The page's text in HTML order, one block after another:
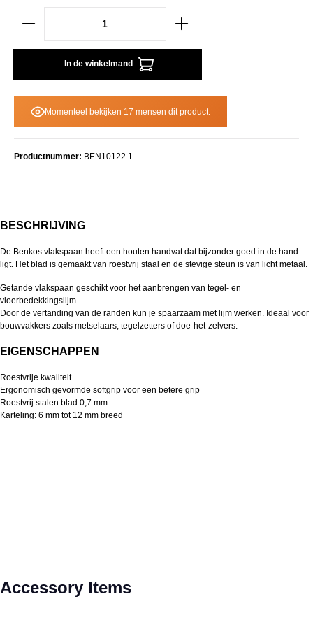
In de winkelmand
Momenteel bekijken 17 mensen dit product.
Productnummer: BEN10122.1
BESCHRIJVING
De Benkos vlakspaan heeft een houten handvat dat bijzonder goed in de hand
ligt. Het blad is gemaakt van roestvrij staal en de stevige steun is van licht metaal.
Getande vlakspaan geschikt voor het aanbrengen van tegel- en
vloerbedekkingslijm.
Door de vertanding van de randen kun je spaarzaam met lijm werken. Ideaal voor
bouwvakkers zoals metselaars, tegelzetters of doe-het-zelvers.
EIGENSCHAPPEN
Roestvrije kwaliteit
Ergonomisch gevormde softgrip voor een betere grip
Roestvrij stalen blad 0,7 mm
Karteling: 6 mm tot 12 mm breed
Productgalerij overslaan
Accessory Items